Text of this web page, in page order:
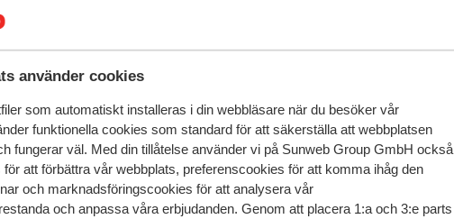
använder cookies
som automatiskt installeras i din webbläsare när du besöker vår
funktionella cookies som standard för att säkerställa att webbplatsen
fungerar väl. Med din tillåtelse använder vi på Sunweb Group GmbH också
att förbättra vår webbplats, preferenscookies för att komma ihåg den
och marknadsföringscookies för att analysera vår
och anpassa våra erbjudanden. Genom att placera 1:a och 3:e parts
barer: bar, lobbybar, poolbar, strandbar
roomservice